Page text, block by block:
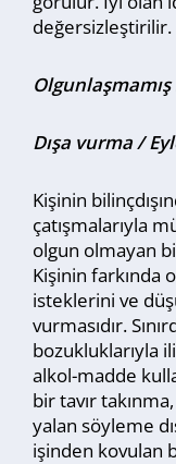
değersizleştirilir.
Dışa vurma /
Kişinin
çatışmalarıyla
olgun olmayan
Kişinin farkında
isteklerini ve
vurmasıdır.
bozukluklarıyla
alkol-madde
bir tavır
yalan söyleme
işinden kovulan